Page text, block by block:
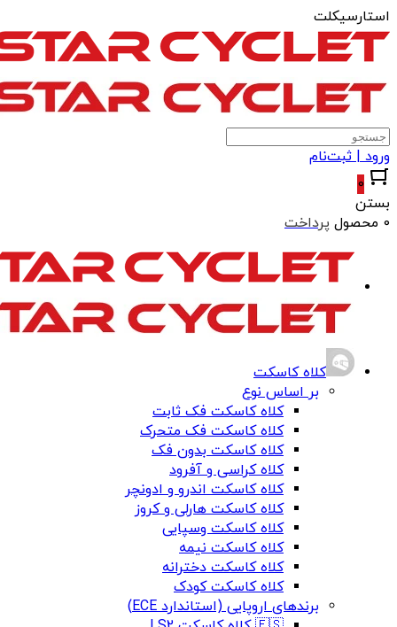
استارسیکلت
ورود | ثبت‌نام
0
بستن
0 محصول
پرداخت
کلاه کاسکت
بر اساس نوع
کلاه کاسکت فک ثابت
کلاه کاسکت فک متحرک
کلاه کاسکت بدون فک
کلاه کراسی و آفرود
کلاه کاسکت اندرو و ادونچر
کلاه کاسکت هارلی و کروز
کلاه کاسکت وسپایی
کلاه کاسکت نیمه
کلاه کاسکت دخترانه
کلاه کاسکت کودک
برندهای اروپایی (استاندارد ECE)